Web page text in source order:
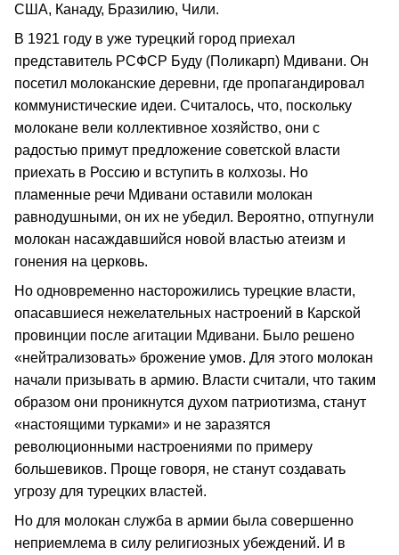
США, Канаду, Бразилию, Чили.
В 1921 году в уже турецкий город приехал
представитель РСФСР Буду (Поликарп) Мдивани. Он
посетил молоканские деревни, где пропагандировал
коммунистические идеи. Считалось, что, поскольку
молокане вели коллективное хозяйство, они с
радостью примут предложение советской власти
приехать в Россию и вступить в колхозы. Но
пламенные речи Мдивани оставили молокан
равнодушными, он их не убедил. Вероятно, отпугнули
молокан насаждавшийся новой властью атеизм и
гонения на церковь.
Но одновременно насторожились турецкие власти,
опасавшиеся нежелательных настроений в Карской
провинции после агитации Мдивани. Было решено
«нейтрализовать» брожение умов. Для этого молокан
начали призывать в армию. Власти считали, что таким
образом они проникнутся духом патриотизма, станут
«настоящими турками» и не заразятся
революционными настроениями по примеру
большевиков. Проще говоря, не станут создавать
угрозу для турецких властей.
Но для молокан служба в армии была совершенно
неприемлема в силу религиозных убеждений. И в